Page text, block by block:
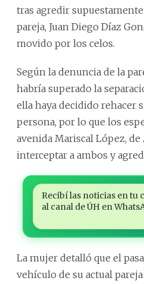
tras agredir
pareja, Juan Diego Díaz
movido por los celos.
Según la denuncia de la
habría superado la
ella haya decidido rehacer
persona, por lo que los
avenida Mariscal López, de
interceptar a ambos y
Recibí las noticias en tu
al canal de ÚH en
La mujer detalló que el
vehículo de su actual